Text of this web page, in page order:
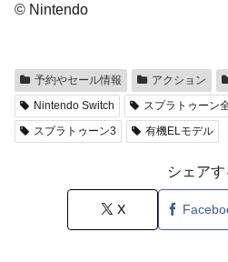
© Nintendo
予約やセール情報 アクション
Nintendo Switch
スプラトゥーン
スプラトゥーン3
有機ELモデル
シェアす
X